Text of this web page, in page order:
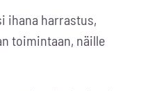
ihana harrastus,
toimintaan, näille